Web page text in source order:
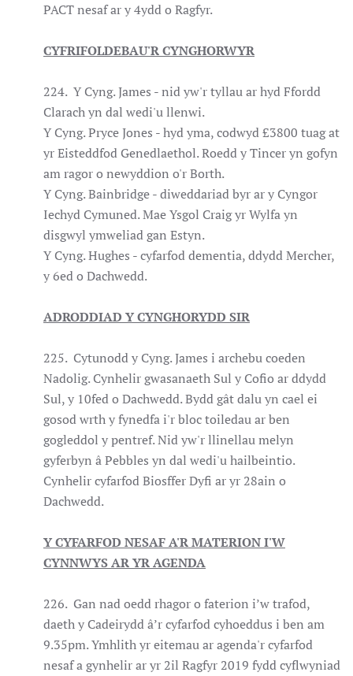
PACT nesaf ar y 4ydd o Ragfyr.
CYFRIFOLDEBAU'R CYNGHORWYR
224. Y Cyng. James - nid yw'r tyllau ar hyd Ffordd
Clarach yn dal wedi'u llenwi.
Y Cyng. Pryce Jones - hyd yma, codwyd £3800 tuag at
yr Eisteddfod Genedlaethol. Roedd y Tincer yn gofyn
am ragor o newyddion o'r Borth.
Y Cyng. Bainbridge - diweddariad byr ar y Cyngor
Iechyd Cymuned. Mae Ysgol Craig yr Wylfa yn
disgwyl ymweliad gan Estyn.
Y Cyng. Hughes - cyfarfod dementia, ddydd Mercher,
y 6ed o Dachwedd.
ADRODDIAD Y CYNGHORYDD SIR
225. Cytunodd y Cyng. James i archebu coeden
Nadolig. Cynhelir gwasanaeth Sul y Cofio ar ddydd
Sul, y 10fed o Dachwedd. Bydd gât dalu yn cael ei
gosod wrth y fynedfa i'r bloc toiledau ar ben
gogleddol y pentref. Nid yw'r llinellau melyn
gyferbyn â Pebbles yn dal wedi'u hailbeintio.
Cynhelir cyfarfod Biosffer Dyfi ar yr 28ain o
Dachwedd.
Y CYFARFOD NESAF A'R MATERION I'W
CYNNWYS AR YR AGENDA
226. Gan nad oedd rhagor o faterion i’w trafod,
daeth y Cadeirydd â’r cyfarfod cyhoeddus i ben am
9.35pm. Ymhlith yr eitemau ar agenda'r cyfarfod
nesaf a gynhelir ar yr 2il Ragfyr 2019 fydd cyflwyniad